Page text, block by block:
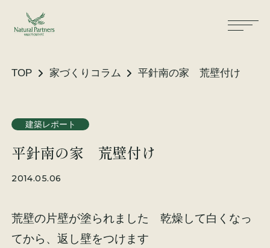
TOP 家づくりコラム 平針南の家 荒壁付け
建築レポート
平針南の家 荒壁付け
2014.05.06
荒壁の片壁が塗られました 乾燥して白くなっ
てから、返し壁をつけます
大工が建てる家
気候風土適応住宅
性能・素材
保証・保険